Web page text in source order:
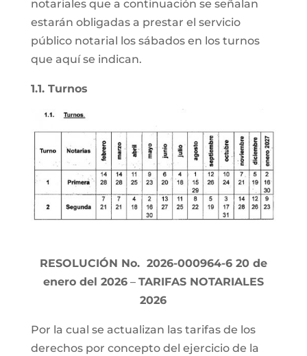
notariales que a continuación se señalan
estarán obligadas a prestar el servicio
público notarial los sábados en los turnos
que aquí se indican.
1.1. Turnos
RESOLUCIÓN No. 2026-000964-6 20 de
enero del 2026– TARIFAS NOTARIALES
2026
Por la cual se actualizan las tarifas de los
derechos por concepto del ejercicio de la